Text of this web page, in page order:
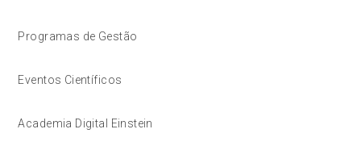
Programas de Gestão
Eventos Científicos
Academia Digital Einstein